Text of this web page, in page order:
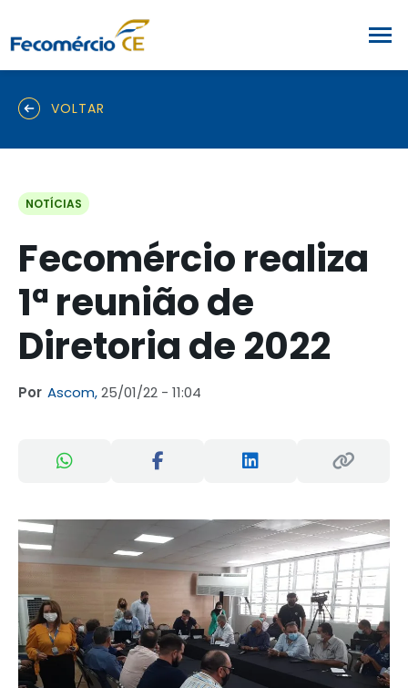
VOLTAR
NOTÍCIAS
Fecomércio realiza
1ª reunião de
Diretoria de 2022
Por Ascom,25/01/22 - 11:04